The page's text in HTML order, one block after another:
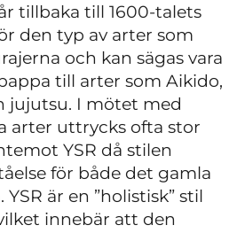
tillbaka till 1600-talets
den typ av arter som
och kan sägas vara
till arter som Aikido,
jujutsu. I mötet med
arter uttrycks ofta stor
YSR då stilen
för både det gamla
är en ”holistisk” stil
innebär att den